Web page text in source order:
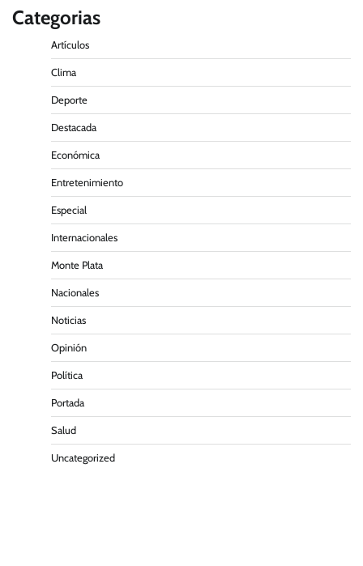
Categorias
Artículos
Clima
Deporte
Destacada
Económica
Entretenimiento
Especial
Internacionales
Monte Plata
Nacionales
Noticias
Opinión
Política
Portada
Salud
Uncategorized